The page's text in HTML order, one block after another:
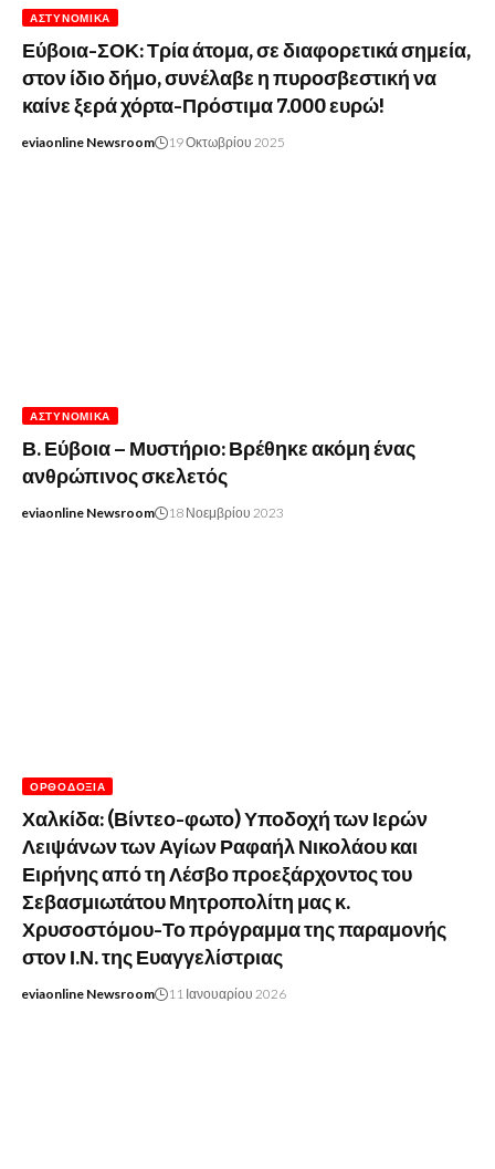
ΑΣΤΥΝΟΜΙΚΆ
Εύβοια-ΣΟΚ: Τρία άτομα, σε διαφορετικά σημεία,
στον ίδιο δήμο, συνέλαβε η πυροσβεστική να
καίνε ξερά χόρτα-Πρόστιμα 7.000 ευρώ!
eviaonline Newsroom 19 Οκτωβρίου 2025
ΑΣΤΥΝΟΜΙΚΆ
Β. Εύβοια – Μυστήριο: Βρέθηκε ακόμη ένας
ανθρώπινος σκελετός
eviaonline Newsroom 18 Νοεμβρίου 2023
ΟΡΘΟΔΟΞΊΑ
Χαλκίδα: (Βίντεο-φωτο) Υποδοχή των Ιερών
Λειψάνων των Αγίων Ραφαήλ Νικολάου και
Ειρήνης από τη Λέσβο προεξάρχοντος του
Σεβασμιωτάτου Μητροπολίτη μας κ.
Χρυσοστόμου-Το πρόγραμμα της παραμονής
στον Ι.Ν. της Ευαγγελίστριας
eviaonline Newsroom 11 Ιανουαρίου 2026